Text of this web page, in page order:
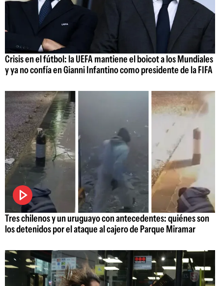
Crisis en el fútbol: la UEFA mantiene el boicot a los Mundiales
y ya no confía en Gianni Infantino como presidente de la FIFA
Tres chilenos y un uruguayo con antecedentes: quiénes son
los detenidos por el ataque al cajero de Parque Miramar